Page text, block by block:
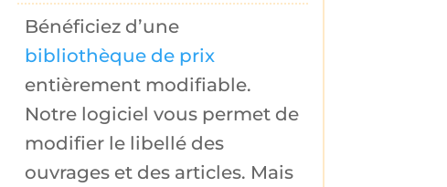
Bénéficiez d’une
bibliothèque de prix
entièrement modifiable.
Notre logiciel vous permet de
modifier le libellédes
ouvrages et des articles. Mais